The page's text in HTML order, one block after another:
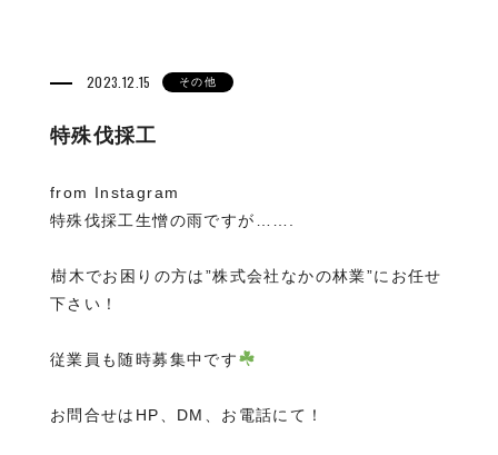
2023.12.15 その他
特殊伐採工
from Instagram
特殊伐採工生憎の雨ですが…….
⁡樹木でお困りの方は”株式会社なかの林業”にお任せ
下さい！
従業員も随時募集中です
お問合せはHP、DM、お電話にて！